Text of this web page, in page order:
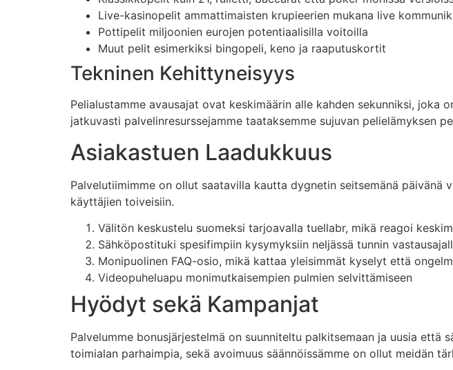
Live-kasinopelit ammattimaisten krupieerien mukana live
Pottipelit miljoonien eurojen potentiaalisilla voitoilla
Muut pelit esimerkiksi bingopeli, keno ja raaputuskortit
Tekninen Kehittyneisyys
Pelialustamme avausajat ovat keskimäärin alle kahden sekunniksi,
jatkuvasti palvelinresurssejamme taataksemme sujuvan pelielämyksen
Asiakastuen Laadukkuus
Palvelutiimimme on ollut saatavilla kautta dygnetin seitsemänä
käyttäjien toiveisiin.
Välitön keskustelu suomeksi tarjoavalla tuellabr, mikä reagoi
Sähköpostituki spesifimpiin kysymyksiin neljässä tunnin
Monipuolinen FAQ-osio, mikä kattaa yleisimmät kyselyt että
Videopuheluapu monimutkaisempien pulmien selvittämiseen
Hyödyt sekä Kampanjat
Palvelumme bonusjärjestelmä on suunniteltu palkitsemaan ja uusia
toimialan parhaimpia, sekä avoimuus säännöissämme on ollut meidän